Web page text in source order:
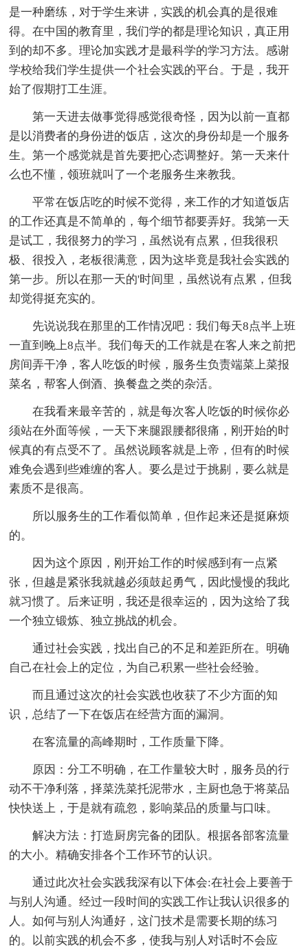
是一种磨练，对于学生来讲，实践的机会真的是很难
得。在中国的教育里，我们学的都是理论知识，真正用
到的却不多。理论加实践才是最科学的学习方法。感谢
学校给我们学生提供一个社会实践的平台。于是，我开
始了假期打工生涯。
第一天进去做事觉得感觉很奇怪，因为以前一直都
是以消费者的身份进的饭店，这次的身份却是一个服务
生。第一个感觉就是首先要把心态调整好。第一天来什
么也不懂，领班就叫了一个老服务生来教我。
平常在饭店吃的时候不觉得，来工作的才知道饭店
的工作还真是不简单的，每个细节都要弄好。我第一天
是试工，我很努力的学习，虽然说有点累，但我很积
极、很投入，老板很满意，因为这毕竟是我社会实践的
第一步。所以在那一天的'时间里，虽然说有点累，但我
却觉得挺充实的。
先说说我在那里的工作情况吧：我们每天8点半上班
一直到晚上8点半。我们每天的工作就是在客人来之前把
房间弄干净，客人吃饭的时候，服务生负责端菜上菜报
菜名，帮客人倒酒、换餐盘之类的杂活。
在我看来最辛苦的，就是每次客人吃饭的时候你必
须站在外面等候，一天下来腿跟腰都很痛，刚开始的时
候真的有点受不了。虽然说顾客就是上帝，但有的时候
难免会遇到些难缠的客人。要么是过于挑剔，要么就是
素质不是很高。
所以服务生的工作看似简单，但作起来还是挺麻烦
的。
因为这个原因，刚开始工作的时候感到有一点紧
张，但越是紧张我就越必须鼓起勇气，因此慢慢的我此
就习惯了。后来证明，我还是很幸运的，因为这给了我
一个独立锻炼、独立挑战的机会。
通过社会实践，找出自己的不足和差距所在。明确
自己在社会上的定位，为自己积累一些社会经验。
而且通过这次的社会实践也收获了不少方面的知
识，总结了一下在饭店在经营方面的漏洞。
在客流量的高峰期时，工作质量下降。
原因：分工不明确，在工作量较大时，服务员的行
动不干净利落，择菜洗菜托泥带水，主厨也急于将菜品
快快送上，于是就有疏忽，影响菜品的质量与口味。
解决方法：打造厨房完备的团队。根据各部客流量
的大小。精确安排各个工作环节的认识。
通过此次社会实践我深有以下体会:在社会上要善于
与别人沟通。经过一段时间的实践工作让我认识很多的
人。如何与别人沟通好，这门技术是需要长期的练习
的。以前实践的机会不多，使我与别人对话时不会应